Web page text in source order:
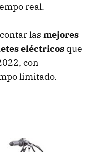
real.
las mejores
eléctricos que
con
limitado.